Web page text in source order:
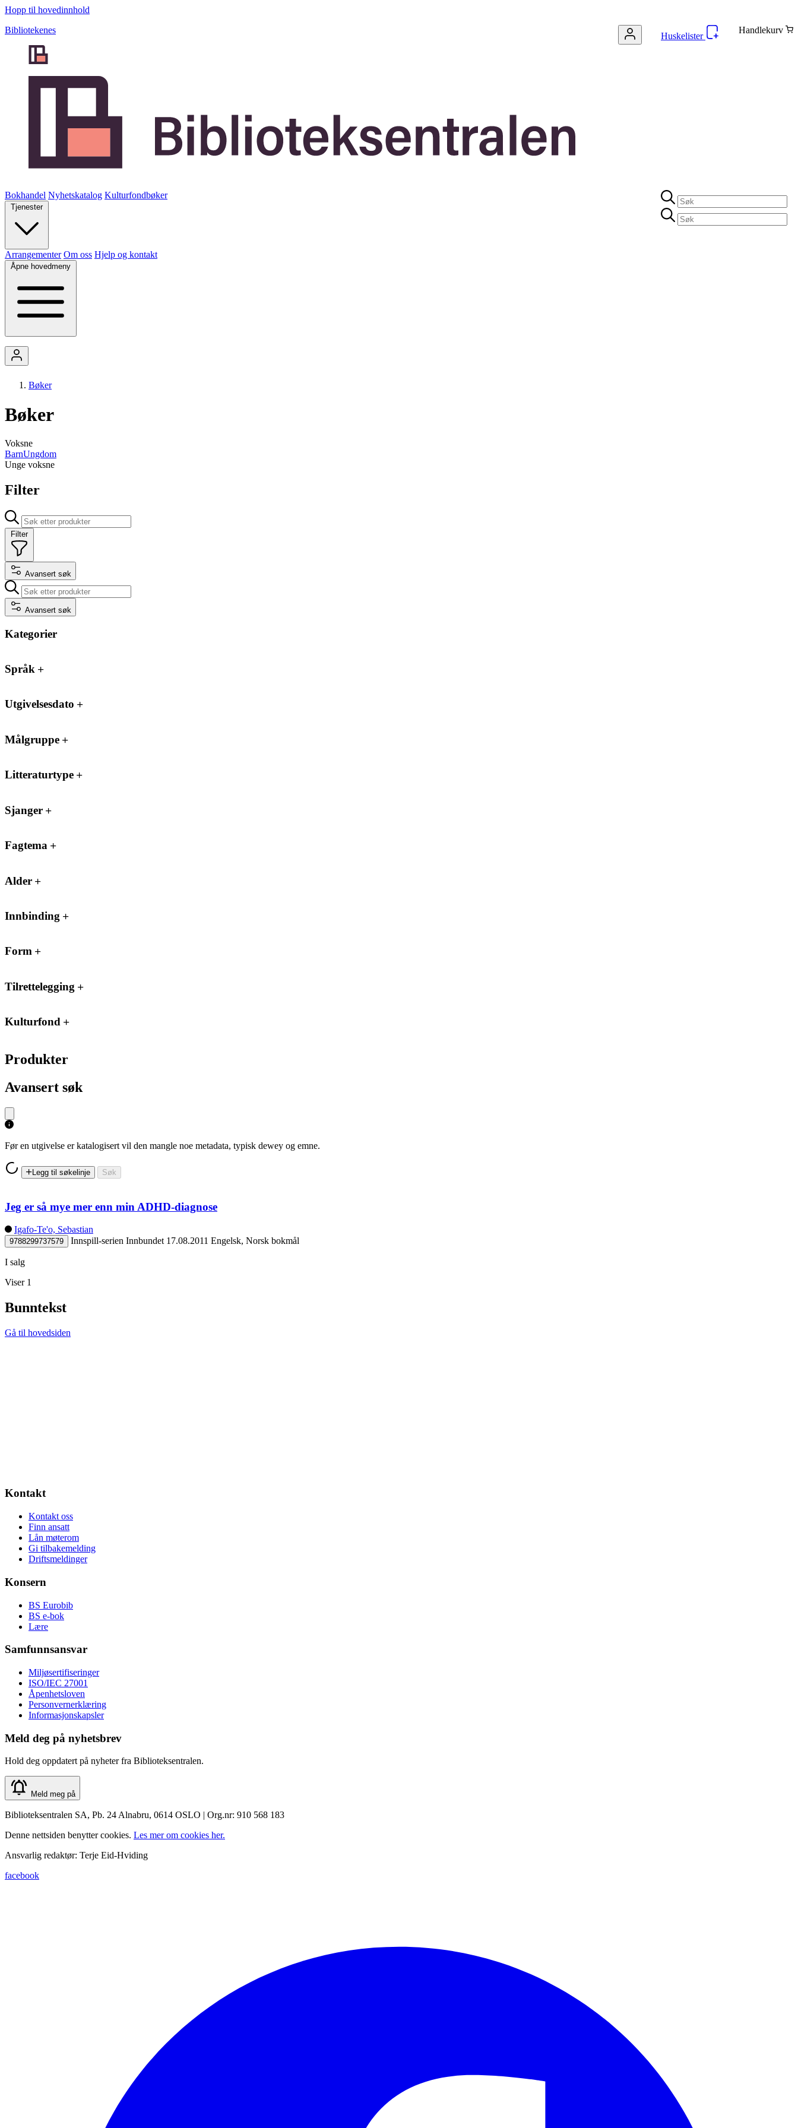
Hopp til hovedinnhold
Bibliotekenes
Bokhandel Nyhetskatalog Kulturfondbøker
Tjenester
Arrangementer Om oss Hjelp og kontakt
Åpne hovedmeny
Huskelister
Handlekurv
Bøker
Bøker
Voksne
BarnUngdom
Unge voksne
Filter
Filter
Avansert søk
Avansert søk
Kategorier
Språk
Utgivelsesdato
Målgruppe
Litteraturtype
Sjanger
Fagtema
Alder
Innbinding
Form
Tilrettelegging
Kulturfond
Produkter
Avansert søk
Før en utgivelse er katalogisert vil den mangle noe metadata, typisk dewey og emne.
Legg til søkelinje Søk
Jeg er så mye mer enn min ADHD-diagnose
Igafo-Te'o, Sebastian
9788299737579 Innspill-serien Innbundet 17.08.2011 Engelsk, Norsk bokmål
I salg
Viser 1
Bunntekst
Gå til hovedsiden
Kontakt
Kontakt oss
Finn ansatt
Lån møterom
Gi tilbakemelding
Driftsmeldinger
Konsern
BS Eurobib
BS e-bok
Lære
Samfunnsansvar
Miljøsertifiseringer
ISO/IEC 27001
Åpenhetsloven
Personvernerklæring
Informasjonskapsler
Meld deg på nyhetsbrev
Hold deg oppdatert på nyheter fra Biblioteksentralen.
Meld meg på
Biblioteksentralen SA, Pb. 24 Alnabru, 0614 OSLO | Org.nr: 910 568 183
Denne nettsiden benytter cookies. Les mer om cookies her.
Ansvarlig redaktør: Terje Eid-Hviding
facebook